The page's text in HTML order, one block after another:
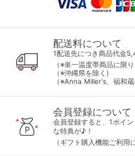
配送料について
1配送先につき商品代金
（※単一温度帯商品に限り
（※沖縄県を除く)
（※Anna Miller's、福和蔵
会員登録について
会員登録すると、1ポイ
な特典が♪！
（ギフト購入機能ご利用